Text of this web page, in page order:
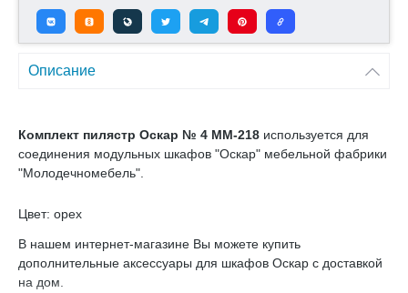
Описание
Комплект пилястр Оскар № 4 ММ-218 используется для
соединения модульных шкафов "Оскар" мебельной фабрики
"Молодечномебель".
Цвет: орех
В нашем интернет-магазине Вы можете купить
дополнительные аксессуары для шкафов Оскар с доставкой
на дом.